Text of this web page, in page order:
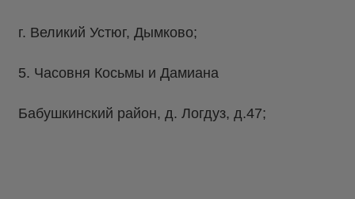
г. Великий Устюг, Дымково;
5. Часовня Косьмы и Дамиана
Бабушкинский район, д. Логдуз, д.47;